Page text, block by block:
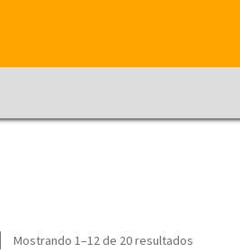
Mostrando 1–12 de 20 resultados